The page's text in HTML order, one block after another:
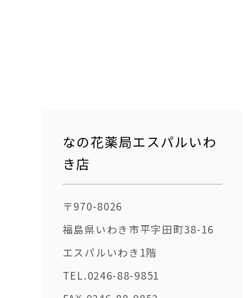
なの花薬局エスパルいわ
き店
〒970-8026
福島県いわき市平字田町38-16
エスパルいわき1階
TEL.0246-88-9851